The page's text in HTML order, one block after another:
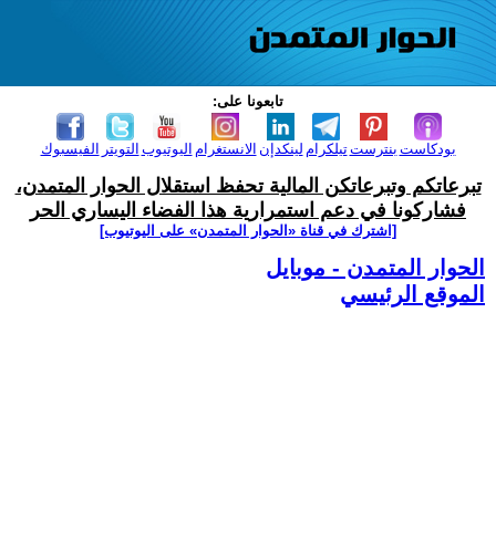
تابعونا على:
الفيسبوك التويتر اليوتيوب الانستغرام لينكدإن تيلكرامبنترست بودكاست
تبرعاتكم وتبرعاتكن المالية تحفظ استقلال الحوار المتمدن،
فشاركونا في دعم استمرارية هذا الفضاء اليساري الحر
[اشترك في قناة ‫«الحوار المتمدن» على اليوتيوب]
الحوار المتمدن - موبايل
الموقع الرئيسي